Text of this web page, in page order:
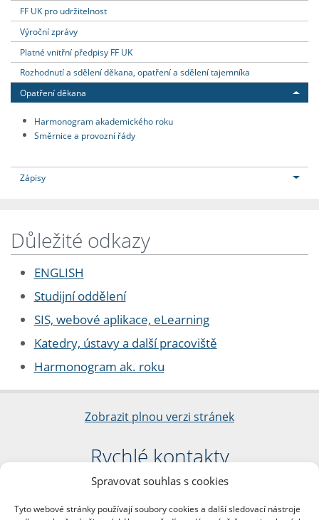
Spravovat souhlas s cookies
Tyto webové stránky používají soubory cookies a další sledovací nástroje
FF UK pro udržitelnost
Výroční zprávy
Platné vnitřní předpisy FF UK
Rozhodnutí a sdělení děkana, opatření a sdělení tajemníka
Opatření děkana
Harmonogram akademického roku
Směrnice a provozní řády
Zápisy
Důležité odkazy
ENGLISH
Studijní oddělení
SIS, webové aplikace, eLearning
Katedry, ústavy a další pracoviště
Harmonogram ak. roku
Zobrazit plnou verzi stránek
Rychlé kontakty
Filozofická fakulta
nám. Jana Palacha 1/2